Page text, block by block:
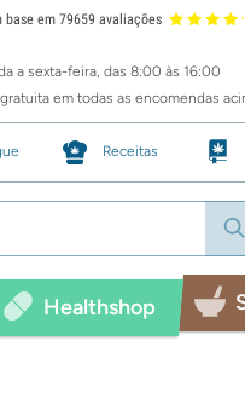
base em 79659 avaliações
a sexta-feira, das 8:00 às 16:00
em todas as encomendas
Receitas
Healthshop